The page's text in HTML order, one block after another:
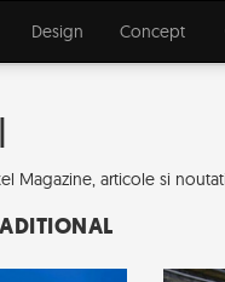
Design Concept
Magazine, articole si